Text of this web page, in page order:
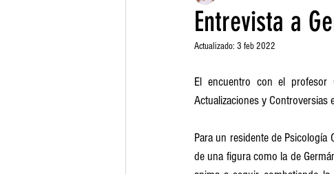
Entrevista a
Actualizado: 3 feb 2022
El encuentro con el profesor
Actualizaciones y Controversias
Para un residente de
de una figura como la de